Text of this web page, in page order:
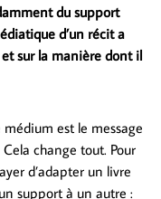
du support
d’un récit a
sur la manière dont il
est le message
change tout. Pour
d’adapter un livre
support à un autre :